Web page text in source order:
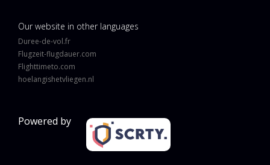
Our website in other languages
Duree-de-vol.fr
Flugzeit-flugdauer.com
Flighttimeto.com
hoelangishetvliegen.nl
Powered by